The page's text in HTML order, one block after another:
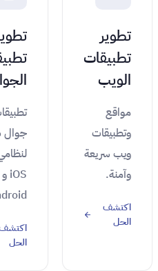
تطوير
تطبيقات
الويب
مواقع
وتطبيقات
ويب سريعة
وآمنة.
اكتشف
الحل
جوال
iOS و
الحل